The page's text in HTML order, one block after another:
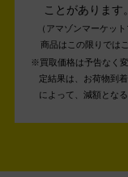
ことがあります。
アマゾンマーケッ
商品はこの限りでは
買取価格は予告なく
定結果は、お荷物到
によって、減額とな